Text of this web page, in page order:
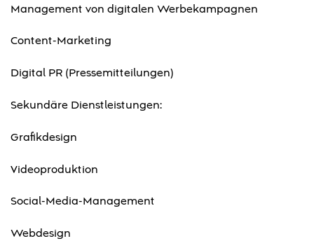
Management von digitalen Werbekampagnen
Content-Marketing
Digital PR (Pressemitteilungen)
Sekundäre Dienstleistungen:
Grafikdesign
Videoproduktion
Social-Media-Management
Webdesign